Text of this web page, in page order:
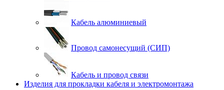
Кабель алюминиевый
Провод самонесущий (СИП)
Кабель и провод связи
Изделия для прокладки кабеля и электромонтажа